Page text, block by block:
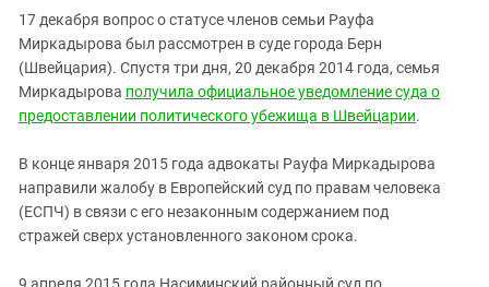
17 декабря вопрос о статусе членов семьи Рауфа
Миркадырова был рассмотрен в суде города Берн
(Швейцария). Спустя три дня, 20 декабря 2014 года, семья
Миркадырова получила официальное уведомление суда о
предоставлении политического убежища в Швейцарии.
В конце января 2015 года адвокаты Рауфа Миркадырова
направили жалобу в Европейский суд по правам человека
(ЕСПЧ) в связи с его незаконным содержанием под
стражей сверх установленного законом срока.